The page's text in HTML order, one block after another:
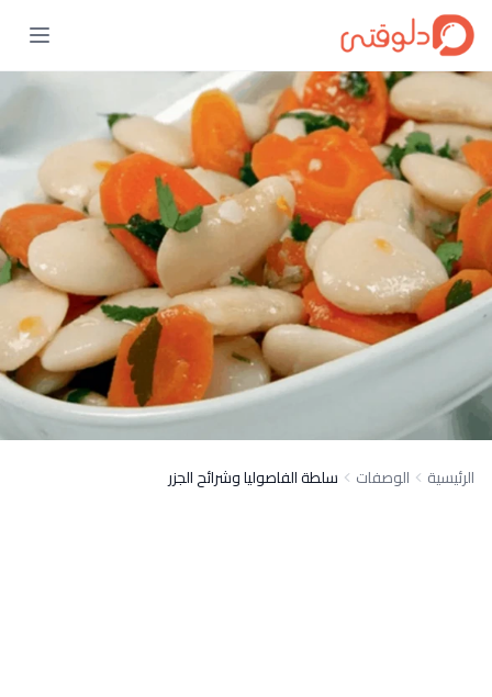
الرئيسية الوصفات سلطة الفاصوليا وشرائح الجزر